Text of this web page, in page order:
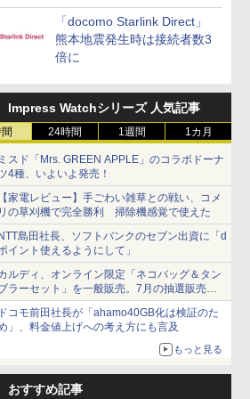
「docomo Starlink Direct」
熊本地震発生時は接続者数3
倍に
Impress Watchシリーズ 人気記事
24時間 1週間 1カ月
スド「Mrs. GREEN APPLE」のコラボドーナ
4種、いよいよ発売！
家電レビュー】手ごわい雑草との戦い、コメ
の草刈機で完全勝利 掃除機感覚で使えた
島田社長、ソフトバンクのセブン出資に「d
イント使えるようにして」
ルディ、オンライン限定「ネコバッグ＆タン
ラーセット」を一般販売。7月の抽選販売の
選無効分
コモ前田社長が「ahamo40GB化は検証のた
」、料金値上げへの考え方にも言及
もっと見る
おすすめ記事